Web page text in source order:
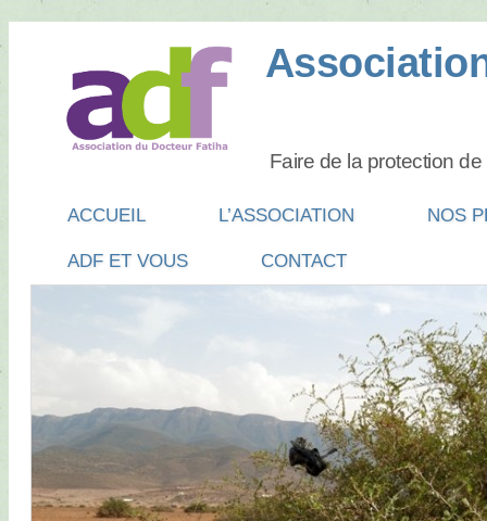
Faire de la protection
Main menu
SKIP
TO
ACCUEIL L’ASSOCIATION NOS
ADF ET VOUS CONTACT